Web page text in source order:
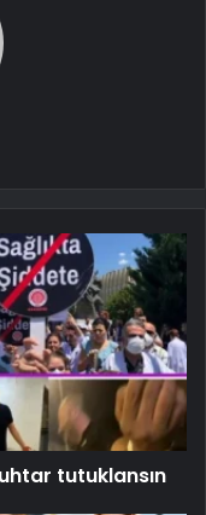
tutuklansın